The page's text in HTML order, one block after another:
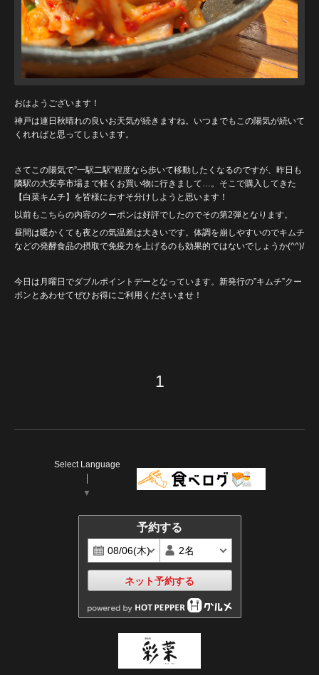
おはようございます！
神戸は連日秋晴れの良いお天気が続きますね。いつまでもこの陽気が続いて
くれればと思ってしまいます。
さてこの陽気で”一駅二駅”程度なら歩いて移動したくなるのですが、昨日も
隣駅の大安亭市場まで軽くお買い物に行きまして…。そこで購入してきた
【白菜キムチ】を皆様におすそ分けしようと思います！
以前もこちらの内容のクーポンは好評でしたのでその第2弾となります。
昼間は暖かくても夜との気温差は大きいです。体調を崩しやすいのでキムチ
などの発酵食品の摂取で免疫力を上げるのも効果的ではないでしょうか(^^)/
今日は月曜日でダブルポイントデーとなっています。新発行の”キムチ”クー
ポンとあわせてぜひお得にご利用くださいませ！
1
Select Language
▼
予約する
ネット予約する